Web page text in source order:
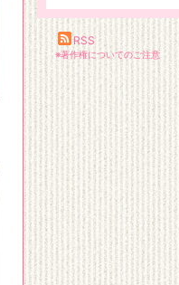
RSS
※著作権についてのご注意